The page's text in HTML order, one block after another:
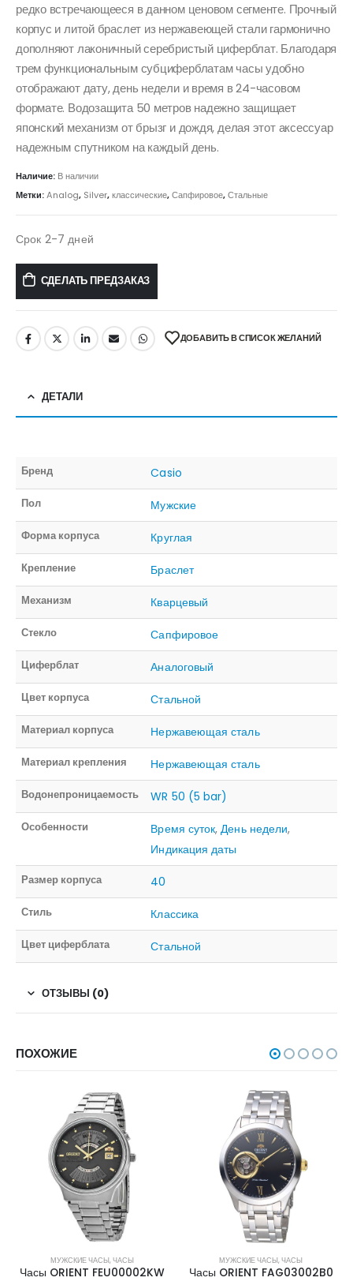
редко встречающееся в данном ценовом сегменте. Прочный
корпус и литой браслет из нержавеющей стали гармонично
дополняют лаконичный серебристый циферблат. Благодаря
трем функциональным субциферблатам часы удобно
отображают дату, день недели и время в 24-часовом
формате. Водозащита 50 метров надежно защищает
японский механизм от брызг и дождя, делая этот аксессуар
надежным спутником на каждый день.
Наличие: В наличии
Метки:Analog, Silver,классические,Сапфировое,Стальные
Срок 2-7 дней
СДЕЛАТЬ ПРЕДЗАКАЗ
ДОБАВИТЬ В СПИСОК ЖЕЛАНИЙ
ДЕТАЛИ
Бренд Casio
Пол Мужские
Форма корпуса Круглая
Крепление Браслет
Механизм Кварцевый
Стекло Сапфировое
Циферблат Аналоговый
Цвет корпуса Стальной
Материал корпуса Нержавеющая сталь
Материал крепления Нержавеющая сталь
Водонепроницаемость WR 50 (5 bar)
Особенности Время суток,День недели,
Индикация даты
Размер корпуса 40
Стиль Классика
Цвет циферблата Стальной
ОТЗЫВЫ (0)
ПОХОЖИЕ
МУЖСКИЕ ЧАСЫ,ЧАСЫ
Часы ORIENT FEU00002KW
МУЖСКИЕ ЧАСЫ,ЧАСЫ
Часы ORIENT FAG03002B0